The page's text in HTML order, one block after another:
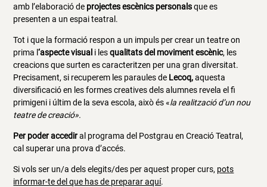
amb l’elaboració de projectes escènics personalsque es
presenten a un espai teatral.
Tot i que la formació respon a un impuls per crear un teatre on
prima l‘aspecte visual i lesqualitats del moviment escènic, les
creacions que surten es caracteritzen per una gran diversitat.
Precisament, si recuperem les paraules de Lecoq,aquesta
diversificació en les formes creatives dels alumnes revela el fi
primigeni i últim de la seva escola, això és «la realització d’un nou
teatre de creació».
Per poder accediral programa del Postgrau en Creació Teatral,
cal superar una prova d’accés.
Si vols ser un/a dels elegits/des per aquest proper curs, pots
informar-te del que has de preparar aquí.